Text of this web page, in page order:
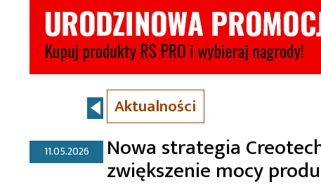
Aktualności
11.05.2026 Nowa strategia
zwiększenie mocy